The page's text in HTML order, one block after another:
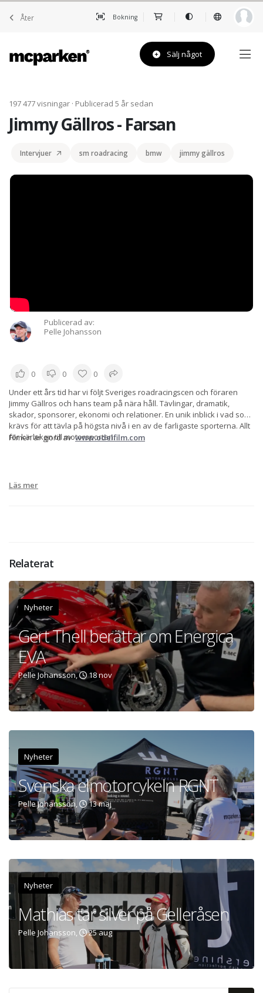
Åter Bokning
Sälj något
197 477 visningar · Publicerad 5 år sedan
Jimmy Gällros - Farsan
Intervjuer sm roadracing bmw jimmy gällros
Publicerad av:
Pelle Johansson
0 0
0
Under ett års tid har vi följt Sveriges roadracingscen och föraren
Jimmy Gällros och hans team på nära håll. Tävlingar, dramatik,
skador, sponsorer, ekonomi och relationer. En unik inblick i vad som
krävs för att tävla på högsta nivå i en av de farligaste sporterna. Allt
för kärleken till motorsporten.
Filmen är gjord avwww.odelfilm.com
Läs mer
Relaterat
Nyheter
Gert Thell berättar om Energica
EVA
Pelle Johansson, 18 nov
Nyheter
Svenska elmotorcykeln RGNT
Pelle Johansson, 13 maj
Nyheter
Mathias tar silver på Gelleråsen
Pelle Johansson, 25 aug